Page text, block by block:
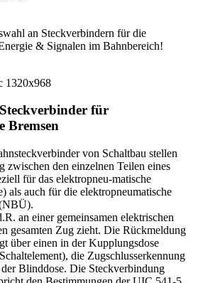
an Steckverbindern für die
& Signalen im Bahnbereich!
für
Bremsen
von Schaltbau stellen
zwischen den einzelnen Teilen eines
für das elektropneu-matische
als auch für die elektropneumatische
NBÜ).
an einer gemeinsamen elektrischen
gesamten Zug zieht. Die Rückmeldung
über einen in der Kupplungsdose
die Zugschlusserkennung
Blinddose. Die Steckverbindung